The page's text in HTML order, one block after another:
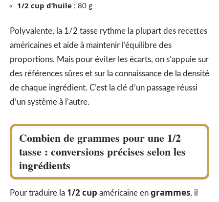
1/2 cup d’huile : 80 g
Polyvalente, la 1/2 tasse rythme la plupart des recettes
américaines et aide à maintenir l’équilibre des
proportions. Mais pour éviter les écarts, on s’appuie sur
des références sûres et sur la connaissance de la densité
de chaque ingrédient. C’est la clé d’un passage réussi
d’un système à l’autre.
Combien de grammes pour une 1/2
tasse : conversions précises selon les
ingrédients
Pour traduire la 1/2 cup américaine en grammes, il